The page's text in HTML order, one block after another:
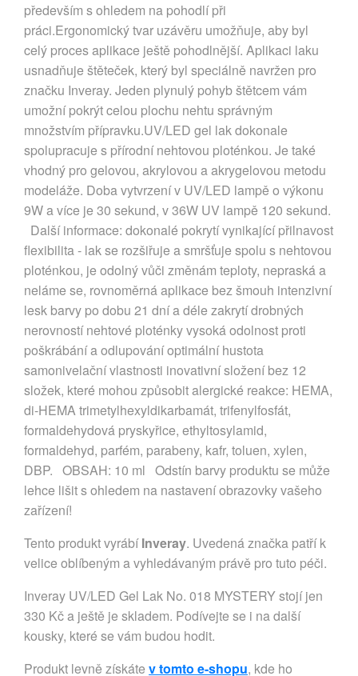
především s ohledem na pohodlí při
práci.Ergonomický tvar uzávěru umožňuje, aby byl
celý proces aplikace ještě pohodlnější. Aplikaci laku
usnadňuje štěteček, který byl speciálně navržen pro
značku Inveray. Jeden plynulý pohyb štětcem vám
umožní pokrýt celou plochu nehtu správným
množstvím přípravku.UV/LED gel lak dokonale
spolupracuje s přírodní nehtovou ploténkou. Je také
vhodný pro gelovou, akrylovou a akrygelovou metodu
modeláže. Doba vytvrzení v UV/LED lampě o výkonu
9W a více je 30 sekund, v 36W UV lampě 120 sekund.
Další informace: dokonalé pokrytí vynikající přilnavost
flexibilita - lak se rozšiřuje a smršťuje spolu s nehtovou
ploténkou, je odolný vůči změnám teploty, nepraská a
neláme se, rovnoměrná aplikace bez šmouh intenzivní
lesk barvy po dobu 21 dní a déle zakrytí drobných
nerovností nehtové ploténky vysoká odolnost proti
poškrábání a odlupování optimální hustota
samonivelační vlastnosti inovativní složení bez 12
složek, které mohou způsobit alergické reakce: HEMA,
di-HEMA trimetylhexyldikarbamát, trifenylfosfát,
formaldehydová pryskyřice, ethyltosylamid,
formaldehyd, parfém, parabeny, kafr, toluen, xylen,
DBP. OBSAH: 10 ml Odstín barvy produktu se může
lehce lišit s ohledem na nastavení obrazovky vašeho
zařízení!
Tento produkt vyrábíInveray. Uvedená značka patří k
velice oblíbeným a vyhledávaným právě pro tuto péči.
Inveray UV/LED Gel Lak No. 018 MYSTERY stojí jen
330 Kč a ještě je skladem. Podívejte se i na další
kousky, které se vám budou hodit.
Produkt levně získáte v tomto e-shopu, kde ho